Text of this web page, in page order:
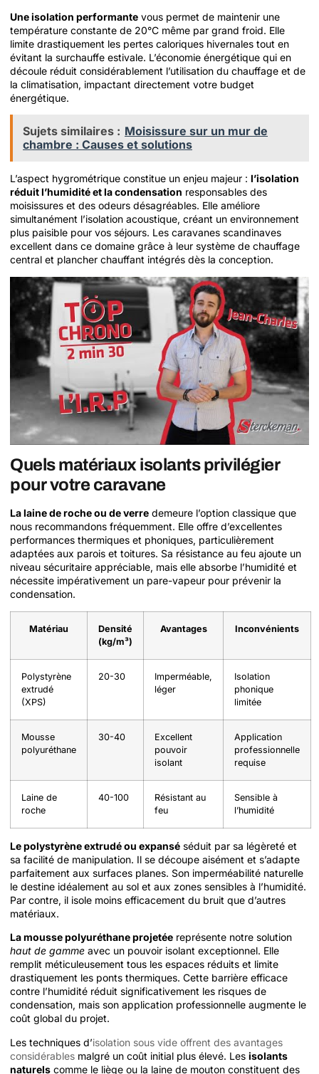
Une isolation performante vous permet de maintenir une
température constante de 20°C même par grand froid. Elle
limite drastiquement les pertes caloriques hivernales tout en
évitant la surchauffe estivale. L’économie énergétique qui en
découle réduit considérablement l’utilisation du chauffage et de
la climatisation, impactant directement votre budget
énergétique.
Sujets similaires : Moisissure sur un mur de
chambre : Causes et solutions
L’aspect hygrométrique constitue un enjeu majeur : l’isolation
réduit l’humidité et la condensation responsables des
moisissures et des odeurs désagréables. Elle améliore
simultanément l’isolation acoustique, créant un environnement
plus paisible pour vos séjours. Les caravanes scandinaves
excellent dans ce domaine grâce à leur système de chauffage
central et plancher chauffant intégrés dès la conception.
Quels matériaux isolants privilégier
pour votre caravane
La laine de roche ou de verre demeure l’option classique que
nous recommandons fréquemment. Elle offre d’excellentes
performances thermiques et phoniques, particulièrement
adaptées aux parois et toitures. Sa résistance au feu ajoute un
niveau sécuritaire appréciable, mais elle absorbe l’humidité et
nécessite impérativement un pare-vapeur pour prévenir la
condensation.
Matériau
Densité
(kg/m³)
Avantages Inconvénients
Polystyrène
extrudé
(XPS)
20-30
Imperméable,
léger
Isolation
phonique
limitée
Mousse
polyuréthane
30-40
Excellent
pouvoir
isolant
Application
professionnelle
requise
Laine de
roche
40-100
Résistant au
feu
Sensible à
l’humidité
Le polystyrène extrudé ou expansé séduit par sa légèreté et
sa facilité de manipulation. Il se découpe aisément et s’adapte
parfaitement aux surfaces planes. Son imperméabilité naturelle
le destine idéalement au sol et aux zones sensibles à l’humidité.
Par contre, il isole moins efficacement du bruit que d’autres
matériaux.
La mousse polyuréthane projetée représente notre solution
haut de gamme avec un pouvoir isolant exceptionnel. Elle
remplit méticuleusement tous les espaces réduits et limite
drastiquement les ponts thermiques. Cette barrière efficace
contre l’humidité réduit significativement les risques de
condensation, mais son application professionnelle augmente le
coût global du projet.
Les techniques d’isolation sous vide offrent des avantages
considérables malgré un coût initial plus élevé. Les isolants
naturels comme le liège ou la laine de mouton constituent des